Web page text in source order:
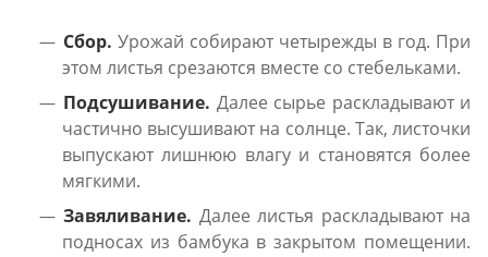
Сбор. Урожай собирают четырежды в год. При
этом листья срезаются вместе со стебельками.
Подсушивание. Далее сырье раскладывают и
частично высушивают на солнце. Так, листочки
выпускают лишнюю влагу и становятся более
мягкими.
Завяливание. Далее листья раскладывают на
подносах из бамбука в закрытом помещении.